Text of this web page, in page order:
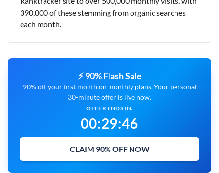
390,000 of these stemming from organic searches
each month.
⚡ 90% Flash Sale
90% off your first month on monthly plans. Your personal
30-minute offer is live now.
OFFER ENDS IN:
00:29:45
CLAIM 90% OFF NOW